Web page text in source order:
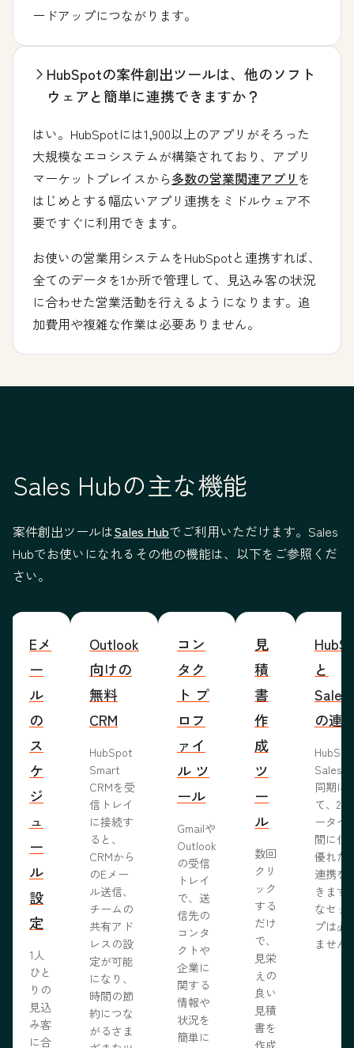
ードアップにつながります。
HubSpotの案件創出ツールは、他のソフト
ウェアと簡単に連携できますか？
はい。HubSpotには1,900以上のアプリがそろった
大規模なエコシステムが構築されており、アプリ
マーケットプレイスから多数の営業関連アプリ を
はじめとする幅広いアプリ連携をミドルウェア不
要ですぐに利用できます。
お使いの営業用システムをHubSpotと連携すれば、
全てのデータを1か所で管理して、見込み客の状況
に合わせた営業活動を行えるようになります。追
加費用や複雑な作業は必要ありません。
Sales Hubの主な機能
案件創出ツールはSales Hubでご利用いただけます。Sales
Hubでお使いになれるその他の機能は、以下をご参照くだ
さい。
Eメ
ー
ル
の
ス
ケ
ジ
ュ
ー
ル
設
定
1人
ひと
りの
見込
み客
に合
Outlook
向けの
無料
CRM
HubSpot
Smart
CRMを受
信トレイ
に接続す
ると、
CRMから
のEメー
ル送信、
チームの
共有アド
レスの設
定が可能
になり、
時間の節
約につな
がるさま
コン
タク
ト プ
ロフ
ァイ
ル ツ
ール
Gmailや
Outlook
の受信
トレイ
で、送
信先の
コンタ
クトや
企業に
関する
情報や
状況を
簡単に
見
積
書
作
成
ツ
ー
ル
数回
クリ
ック
する
だけ
で、
見栄
えの
良い
見積
書を
作成
と
の連
同期に
て、2
ータベ
間に信
優れた
連携を
きます
なセッ
プは必
ません